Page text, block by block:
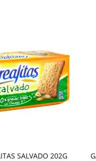
SALVADO 202G